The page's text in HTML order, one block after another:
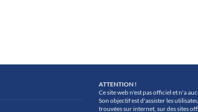
ATTENTION !
Ce site web n'est pas officiel et n'a
Son objectif est d'assister les
trouvées sur internet, sur des sites